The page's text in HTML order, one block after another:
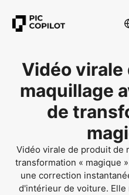
Vidéo virale
maquillage
de
Vidéo virale de produit de
transformation « magique
une correction
d'intérieur de voiture.